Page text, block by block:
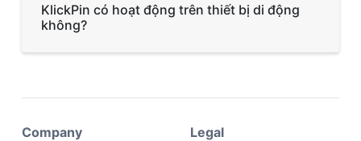
KlickPin có hoạt động trên thiết bị di động
không?
Company Legal